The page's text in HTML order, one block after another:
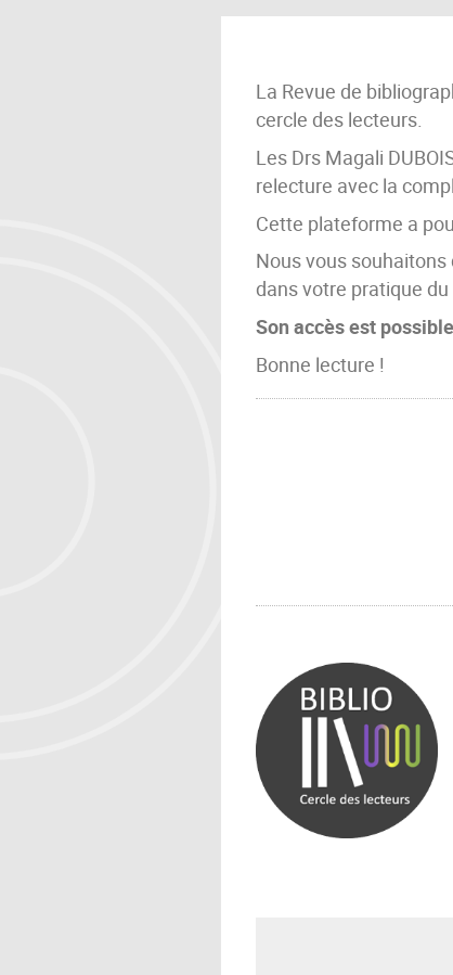
La Revue de
cercle des lecteurs.
Les Drs Magali
relecture avec la
Cette plateforme a
Nous vous
dans votre pratique du
Son accès est
Bonne lecture !